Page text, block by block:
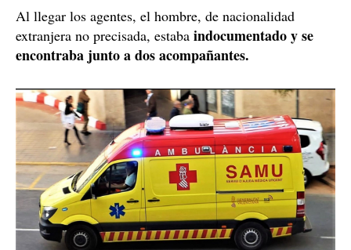
Al llegar los agentes, el hombre, de nacionalidad
extranjera no precisada, estaba indocumentado y se
encontraba junto a dos acompañantes.